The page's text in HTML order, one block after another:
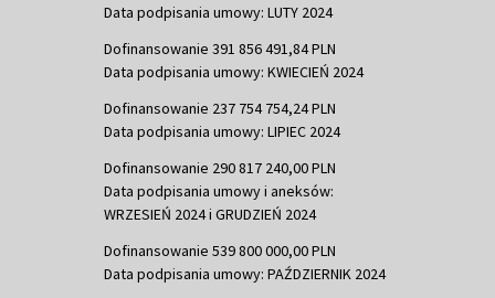
Data podpisania umowy: LUTY 2024
Dofinansowanie 391 856 491,84 PLN
Data podpisania umowy: KWIECIEŃ 2024
Dofinansowanie 237 754 754,24 PLN
Data podpisania umowy: LIPIEC 2024
Dofinansowanie 290 817 240,00 PLN
Data podpisania umowy i aneksów:
WRZESIEŃ 2024 i GRUDZIEŃ 2024
Dofinansowanie 539 800 000,00 PLN
Data podpisania umowy: PAŹDZIERNIK 2024